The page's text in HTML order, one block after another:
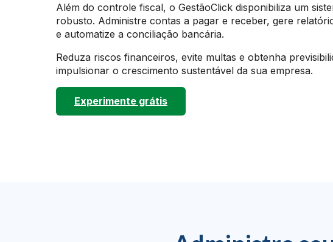
Além do controle fiscal, o GestãoClick disponibiliza um
robusto. Administre contas a pagar e receber, gere
e automatize a conciliação bancária.
Reduza riscos financeiros, evite multas e obtenha
impulsionar o crescimento sustentável da sua empresa.
Experimente grátis